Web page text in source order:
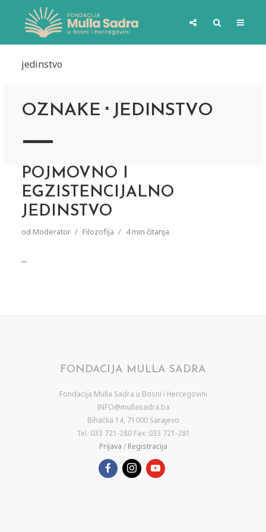
jedinstvo
OZNAKE JEDINSTVO
POJMOVNO I
EGZISTENCIJALNO
JEDINSTVO
od Moderator Filozofija 4 min čitanja
...
FONDACIJA MULLA SADRA
Fondacija Mulla Sadra u Bosni i Hercegovini
INFO@mullasadra.ba
Bihaćka 14, 71000 Sarajevo
Tel. 033 721-280 Fax: 033 721-281
Prijava / Registracija